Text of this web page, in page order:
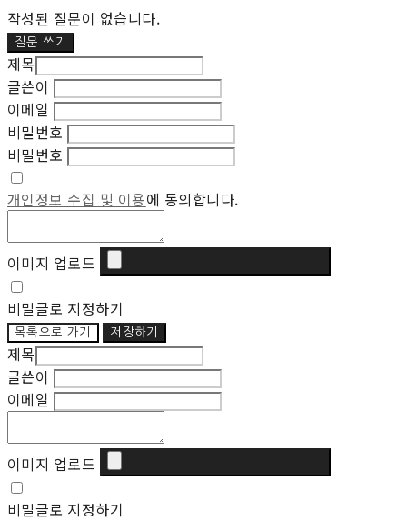
작성된 질문이 없습니다.
질문 쓰기
제목
글쓴이
이메일
비밀번호
비밀번호
개인정보 수집 및 이용에 동의합니다.
이미지 업로드
비밀글로 지정하기
목록으로 가기 저장하기
제목
글쓴이
이메일
이미지 업로드
비밀글로 지정하기